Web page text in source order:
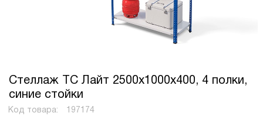
Стеллаж ТС Лайт 2500х1000х400, 4 полки,
синие стойки
Код товара: 197174